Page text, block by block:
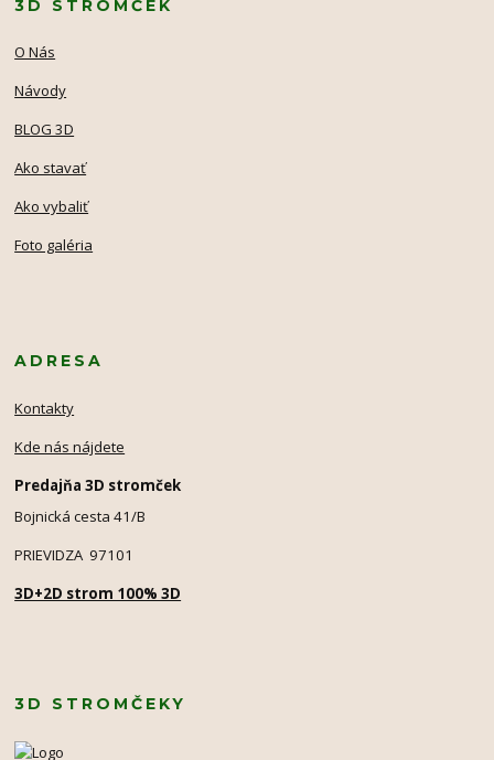
3D STROMČEK
O Nás
Návody
BLOG 3D
Ako stavať
Ako vybaliť
Foto galéria
ADRESA
Kontakty
Kde nás nájdete
Predajňa 3D stromček
Bojnická cesta 41/B
PRIEVIDZA 97101
3D+2D strom 100% 3D
3D STROMČEKY